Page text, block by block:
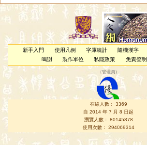
新手入門 使用凡例 字庫統計 隨機漢字
鳴謝
製作單位 私隱政策 免責聲明
（管理員 ）
在線人數： 3369
自 2014 年 7 月 8 日起
瀏覽人數： 80145878
使用次數： 294069314